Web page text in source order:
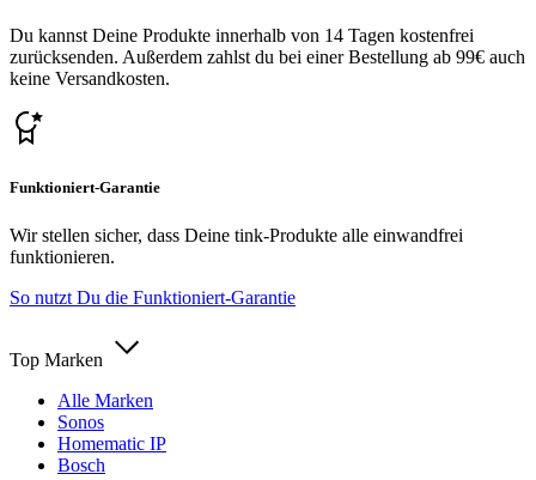
Du kannst Deine Produkte innerhalb von 14 Tagen kostenfrei
zurücksenden. Außerdem zahlst du bei einer Bestellung ab 99€ auch
keine Versandkosten.
Funktioniert-Garantie
Wir stellen sicher, dass Deine tink-Produkte alle einwandfrei
funktionieren.
So nutzt Du die Funktioniert-Garantie
Top Marken
Alle Marken
Sonos
Homematic IP
Bosch